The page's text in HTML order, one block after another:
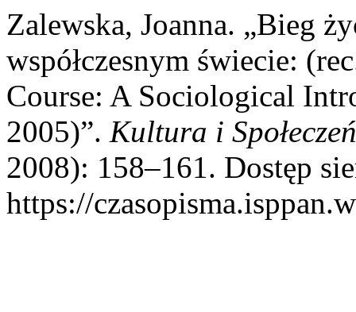
Zalewska, Joanna. „Bieg
współczesnym świecie:
Course: A Sociological
2005)”. Kultura i
2008): 158–161. Dostęp
https://